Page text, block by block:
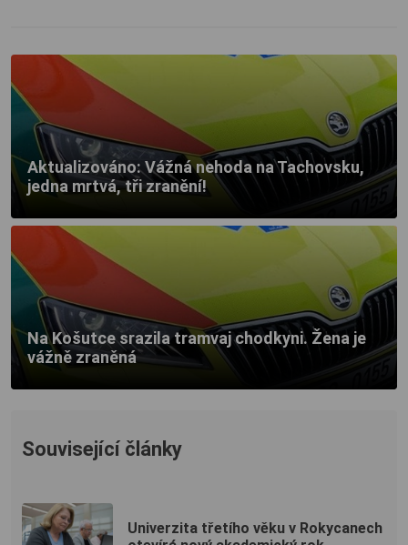
Aktualizováno: Vážná nehoda na Tachovsku,
jedna mrtvá, tři zranění!
Na Košutce srazila tramvaj chodkyni. Žena je
vážně zraněná
Související články
Univerzita třetího věku v Rokycanech